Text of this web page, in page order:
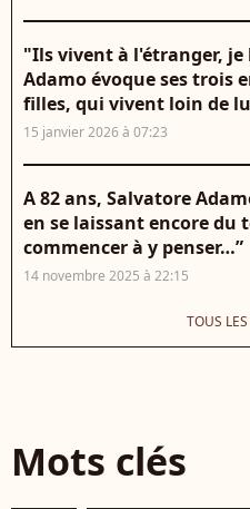
"Ils vivent à l'étranger, je
Adamo évoque ses trois
filles, qui vivent loin de
15 janvier 2026 à 07:23
A 82 ans, Salvatore
en se laissant encore du
commencer à y penser…”
14 novembre 2025 à 22:15
TOUS
Mots clés